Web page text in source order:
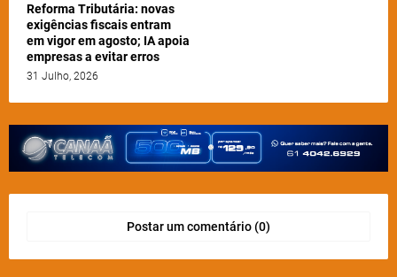
Reforma Tributária: novas
exigências fiscais entram
em vigor em agosto; IA apoia
empresas a evitar erros
31 Julho, 2026
Postar um comentário (0)